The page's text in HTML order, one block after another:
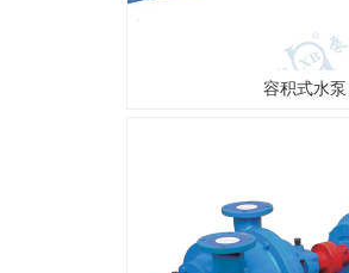
容积式水泵